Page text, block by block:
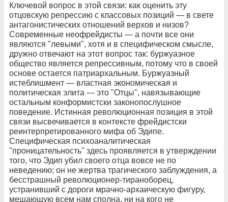
Ключевой вопрос в этой связи: как оценить эту
отцовскую репрессию с классовых позиций — в свете
антагонистических отношений верхов и низов?
Современные неофрейдисты — а почти все они
являются "левыми", хотя и в специфическом смысле,
дружно отвечают на этот вопрос так: буржуазное
общество является репрессивным, потому что в своей
основе остается патриархальным. Буржуазный
истеблишмент — властная экономическая и
политическая элита — это "Отцы", навязывающие
остальным конформистски законопослушное
поведение. Истинная революционная позиция в этой
связи высвечивается в контексте фрейдистски
реинтерпретированного мифа об Эдипе.
Специфическая психоаналитическая
"проницательность" здесь проявляется в утверждении
того, что Эдип убил своего отца вовсе не по
неведению; он не жертва трагического заблуждения, а
бесстрашный революционер-тираноборец,
устранивший с дороги мрачно-архаическую фигуру,
мешающую всем нам сполна, ни на кого не